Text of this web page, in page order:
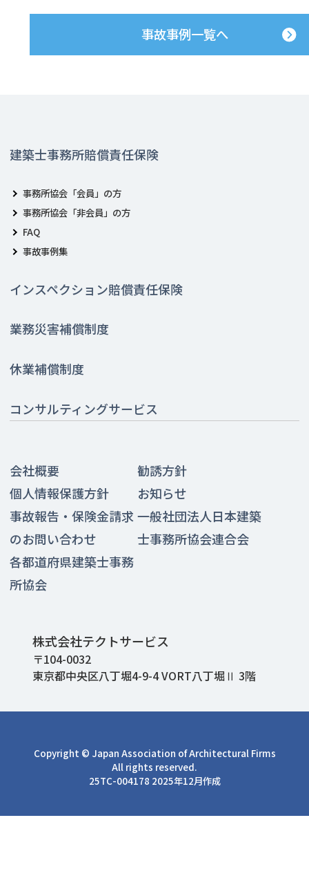
事故事例一覧へ
建築士事務所賠償責任保険
事務所協会「会員」の方
事務所協会「非会員」の方
FAQ
事故事例集
インスペクション賠償責任保険
業務災害補償制度
休業補償制度
コンサルティングサービス
会社概要
勧誘方針
個人情報保護方針
お知らせ
事故報告・保険金請求
のお問い合わせ
一般社団法人日本建築
士事務所協会連合会
各都道府県建築士事務
所協会
株式会社テクトサービス
〒104-0032
東京都中央区八丁堀4-9-4 VORT八丁堀Ⅱ 3階
Copyright © Japan Association of Architectural Firms
All rights reserved.
25TC-004178 2025年12月作成